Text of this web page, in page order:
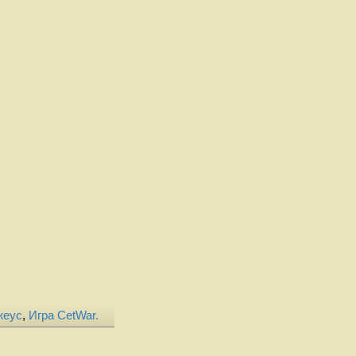
, Игра CetWar.